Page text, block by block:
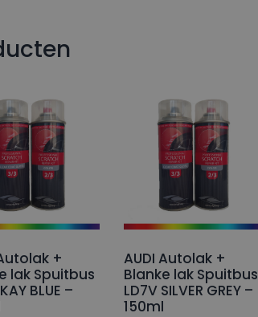
+
lak Spuitbus
BLUE –
AUDI Autolak +
Blanke lak Spuitbus
LD7V SILVER GREY –
150ml